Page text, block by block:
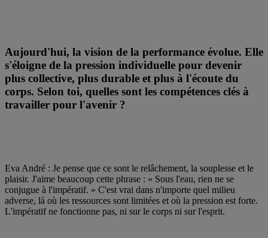
Aujourd'hui, la vision de la performance évolue. Elle
s'éloigne de la pression individuelle pour devenir
plus collective, plus durable et plus à l'écoute du
corps. Selon toi, quelles sont les compétences clés à
travailler pour l'avenir ?
Eva André : Je pense que ce sont le relâchement, la souplesse et le
plaisir. J'aime beaucoup cette phrase : « Sous l'eau, rien ne se
conjugue à l'impératif. » C'est vrai dans n'importe quel milieu
adverse, là où les ressources sont limitées et où la pression est forte.
L'impératif ne fonctionne pas, ni sur le corps ni sur l'esprit.